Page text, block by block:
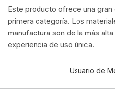
Este producto ofrece una
primera categoría. Los
manufactura son de la más
experiencia de uso única.
Usuario de